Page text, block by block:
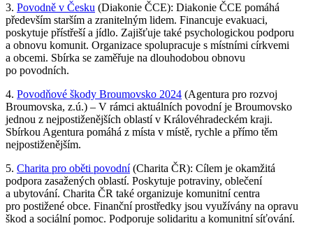
3. Povodně v Česku (Diakonie ČCE): Diakonie ČCE pomáhá
především starším a zranitelným lidem. Financuje evakuaci,
poskytuje přístřeší a jídlo. Zajišťuje také psychologickou podporu
a obnovu komunit. Organizace spolupracuje s místními církvemi
a obcemi. Sbírka se zaměřuje na dlouhodobou obnovu
po povodních.
4. Povodňové škody Broumovsko 2024 (Agentura pro rozvoj
Broumovska, z.ú.) – V rámci aktuálních povodní je Broumovsko
jednou z nejpostiženějších oblastí v Královéhradeckém kraji.
Sbírkou Agentura pomáhá z místa v místě, rychle a přímo těm
nejpostiženějším.
5. Charita pro oběti povodní(Charita ČR): Cílem je okamžitá
podpora zasažených oblastí. Poskytuje potraviny, oblečení
a ubytování. Charita ČR také organizuje komunitní centra
pro postižené obce. Finanční prostředky jsou využívány na opravu
škod a sociální pomoc. Podporuje solidaritu a komunitní síťování.